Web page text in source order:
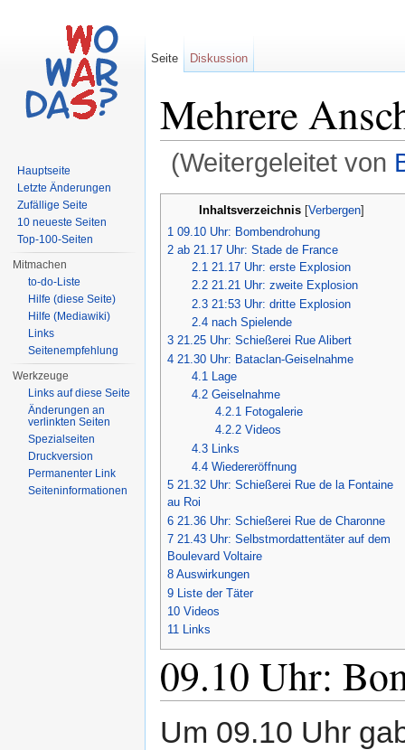
Mehrere
(Weitergeleitet von
Inhaltsverzeichnis [Verbergen]
1 09.10 Uhr: Bombendrohung
2 ab 21.17 Uhr: Stade de France
2.1 21.17 Uhr: erste Explosion
2.2 21.21 Uhr: zweite Explosion
2.3 21:53 Uhr: dritte Explosion
2.4 nach Spielende
3 21.25 Uhr: Schießerei Rue Alibert
4 21.30 Uhr: Bataclan-Geiselnahme
4.1 Lage
4.2 Geiselnahme
4.2.1 Fotogalerie
4.2.2 Videos
4.3 Links
4.4 Wiedereröffnung
5 21.32 Uhr: Schießerei Rue de la Fontaine
au Roi
6 21.36 Uhr: Schießerei Rue de Charonne
7 21.43 Uhr: Selbstmordattentäter auf dem
Boulevard Voltaire
8 Auswirkungen
9 Liste der Täter
10 Videos
11 Links
09.10 Uhr:
Um 09.10 Uhr
Seite Diskussion
Hauptseite
Letzte Änderungen
Zufällige Seite
10 neueste Seiten
Top-100-Seiten
Mitmachen
to-do-Liste
Hilfe (diese Seite)
Hilfe (Mediawiki)
Links
Seitenempfehlung
Werkzeuge
Links auf diese Seite
Änderungen an
verlinkten Seiten
Spezialseiten
Druckversion
Permanenter Link
Seiteninformationen